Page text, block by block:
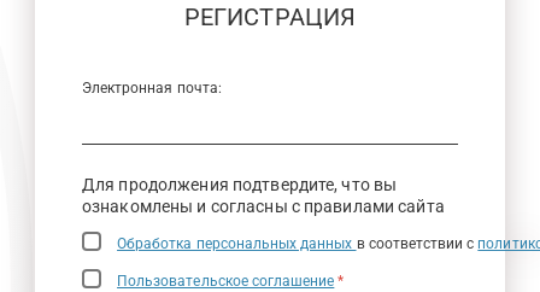
РЕГИСТРАЦИЯ
Электронная почта:
Для продолжения подтвердите, что вы
ознакомлены и согласны с правилами сайта
Обработка персональных данных в соответствии с
Пользовательское соглашение *